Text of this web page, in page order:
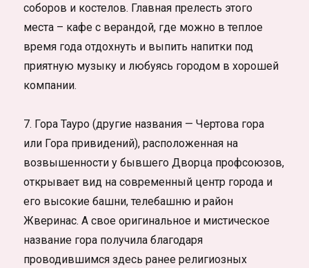
соборов и костелов. Главная прелесть этого
места – кафе с верандой, где можно в теплое
время года отдохнуть и выпить напитки под
приятную музыку и любуясь городом в хорошей
компании.
7. Гора Тауро (другие названия — Чертова гора
или Гора привидений), расположенная на
возвышенности у бывшего Дворца профсоюзов,
открывает вид на современный центр города и
его высокие башни, телебашню и район
Жверинас. А свое оригинальное и мистическое
название гора получила благодаря
проводившимся здесь ранее религиозных